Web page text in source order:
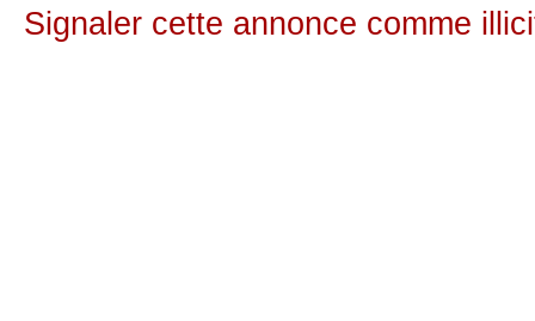
Signaler cette annonce comme